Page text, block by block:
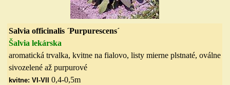
Salvia officinalis ´Purpurescens´
Šalvia lekárska
aromatická trvalka, kvitne na fialovo, listy mierne plstnaté, oválne
sivozelené až purpurové
kvitne: VI-VII 0,4-0,5m